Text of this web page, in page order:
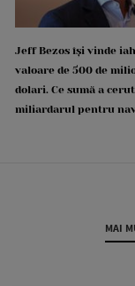
Jeff Bezos își vinde
valoare de 500 de
dolari. Ce sumă a cerut
miliardarul pentru
MAI